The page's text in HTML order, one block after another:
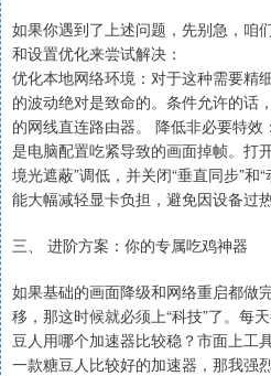
如果你遇到了上述问题，先别急，咱
和设置优化来尝试解决：
优化本地网络环境：对于这种需要精
的波动绝对是致命的。条件允许的话
的网线直连路由器。 降低非必要特效
是电脑配置吃紧导致的画面掉帧。打
境光遮蔽”调低，并关闭“垂直同步”和
能大幅减轻显卡负担，避免因设备过
三、 进阶方案：你的专属吃鸡神器
如果基础的画面降级和网络重启都做
移，那这时候就必须上“科技”了。每
豆人用哪个加速器比较稳？市面上工
一款糖豆人比较好的加速器，那我强